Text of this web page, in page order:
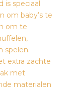
is speciaal
om baby’s te
om te
spelen.
extra zachte
met
materialen